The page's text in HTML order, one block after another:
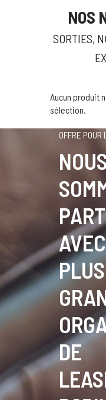
NOS
SORTIES,
Aucun produit
sélection.
OFFRE
PLUS
DE